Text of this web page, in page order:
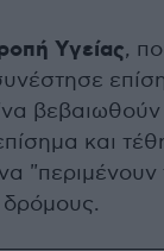
Υγείας,
βεβαιωθούν
και
"περιμένουν